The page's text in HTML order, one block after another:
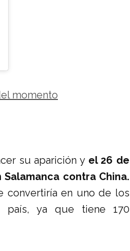
momento
su aparición y el 26 de
Salamanca contra China.
convertiría en uno de los
país, ya que tiene 170